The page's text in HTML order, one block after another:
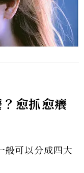
愈抓愈癢
般可以分成四大